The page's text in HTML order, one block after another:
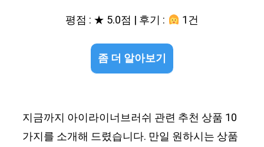
평점 : ★ 5.0점 | 후기 : 1건
좀 더 알아보기
지금까지 아이라이너브러쉬 관련 추천 상품 10
가지를 소개해 드렸습니다. 만일 원하시는 상품